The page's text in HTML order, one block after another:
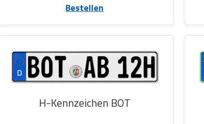
Bestellen
H-Kennzeichen BOT